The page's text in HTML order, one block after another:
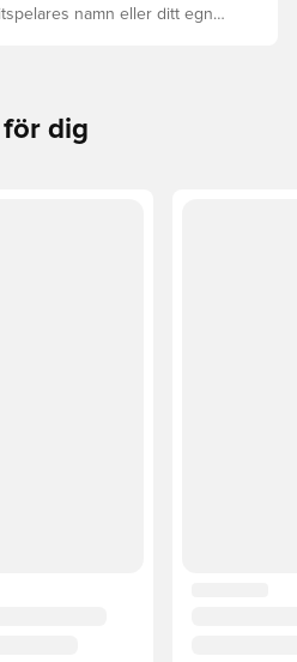
namn eller ditt egna.
för dig